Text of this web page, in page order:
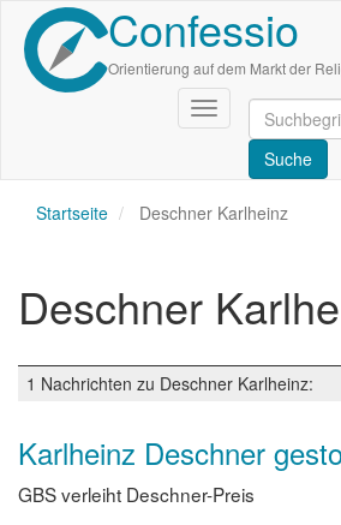
Direkt
zum
Inhalt
Confessio
Orientierung auf dem Markt der
Navigation
aktivieren/
Startseite Deschner Karlheinz
Deschner
1 Nachrichten zu Deschner Karlheinz:
Karlheinz Deschner
GBS verleiht Deschner-Preis